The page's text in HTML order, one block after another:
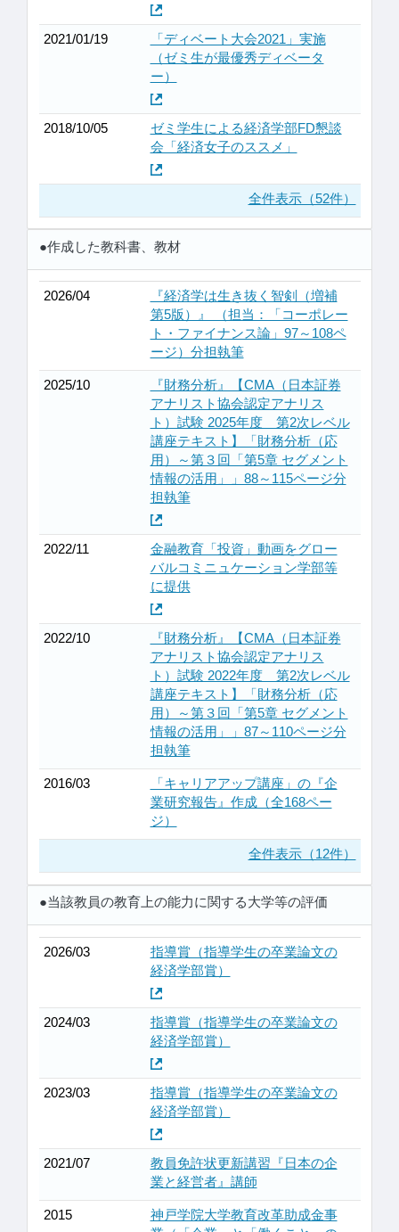
2021/01/19
「ディベート大会2021」実施
（ゼミ生が最優秀ディベータ
ー）
2018/10/05
ゼミ学生による経済学部FD懇談
会「経済女子のススメ」
全件表示（52件）
●作成した教科書、教材
2026/04
『経済学は生き抜く智剣（増補
第5版）』 （担当：「コーポレー
ト・ファイナンス論」97～108ペ
ージ）分担執筆
2025/10
『財務分析』【CMA（日本証券
アナリスト協会認定アナリス
ト）試験 2025年度 第2次レベル
講座テキスト】「財務分析（応
用）～第３回「第5章 セグメント
情報の活用」」88～115ページ分
担執筆
2022/11
金融教育「投資」動画をグロー
バルコミニュケーション学部等
に提供
2022/10
『財務分析』【CMA（日本証券
アナリスト協会認定アナリス
ト）試験 2022年度 第2次レベル
講座テキスト】「財務分析（応
用）～第３回「第5章 セグメント
情報の活用」」87～110ページ分
担執筆
2016/03
「キャリアアップ講座」の『企
業研究報告』作成（全168ペー
ジ）
全件表示（12件）
●当該教員の教育上の能力に関する大学等の評価
2026/03
指導賞（指導学生の卒業論文の
経済学部賞）
2024/03
指導賞（指導学生の卒業論文の
経済学部賞）
2023/03
指導賞（指導学生の卒業論文の
経済学部賞）
2021/07
教員免許状更新講習『日本の企
業と経営者』講師
2015
神戸学院大学教育改革助成金事